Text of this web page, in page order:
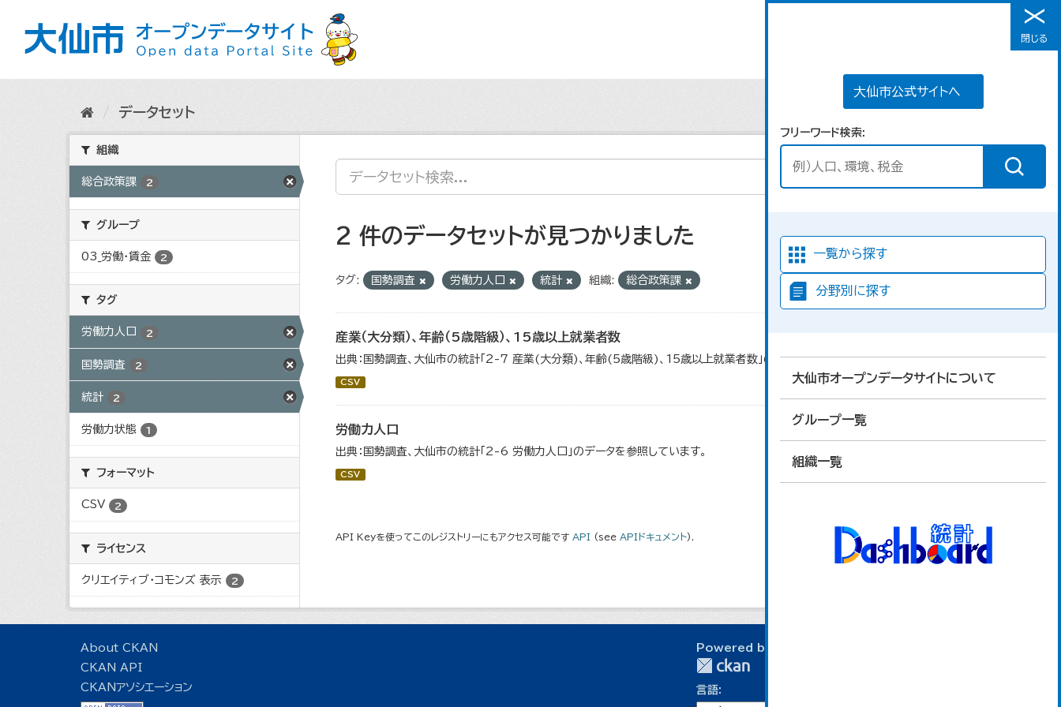
メニュー
大仙市公式サイトへ
フリーワード検索
一覧から探す
分野別に探す
大仙市オープンデータサイトについて
グループ一覧
組織一覧
閉じる
データセット
組織
総合政策課 2
グループ
03_労働・賃金 2
タグ
労働力人口 2
国勢調査 2
統計 2
労働力状態 1
フォーマット
CSV 2
ライセンス
クリエイティブ・コモンズ 表示 2
2 件のデータセットが見つかりました
タグ: 国勢調査 労働力人口 統計 組織: 総合政策課
産業（大分類）、年齢（5歳階級）、15歳以上就業者数
出典：国勢調査、大仙市の統計「2-7 産業(大分類)、年齢(5歳階級)、15歳以上就業者数」のデータを参照しています。
CSV
労働力人口
出典：国勢調査、大仙市の統計「2-6 労働力人口」のデータを参照しています。
CSV
API Keyを使ってこのレジストリーにもアクセス可能です API (see APIドキュメント).
About CKAN
CKAN API
CKANアソシエーション
Powered by
言語